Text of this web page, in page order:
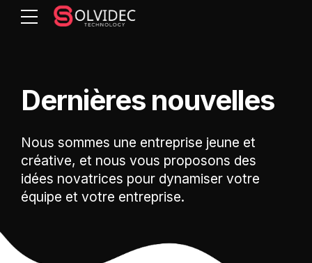
Dernières nouvelles
Nous sommes une entreprise jeune et
créative, et nous vous proposons des
idées novatrices pour dynamiser votre
équipe et votre entreprise.